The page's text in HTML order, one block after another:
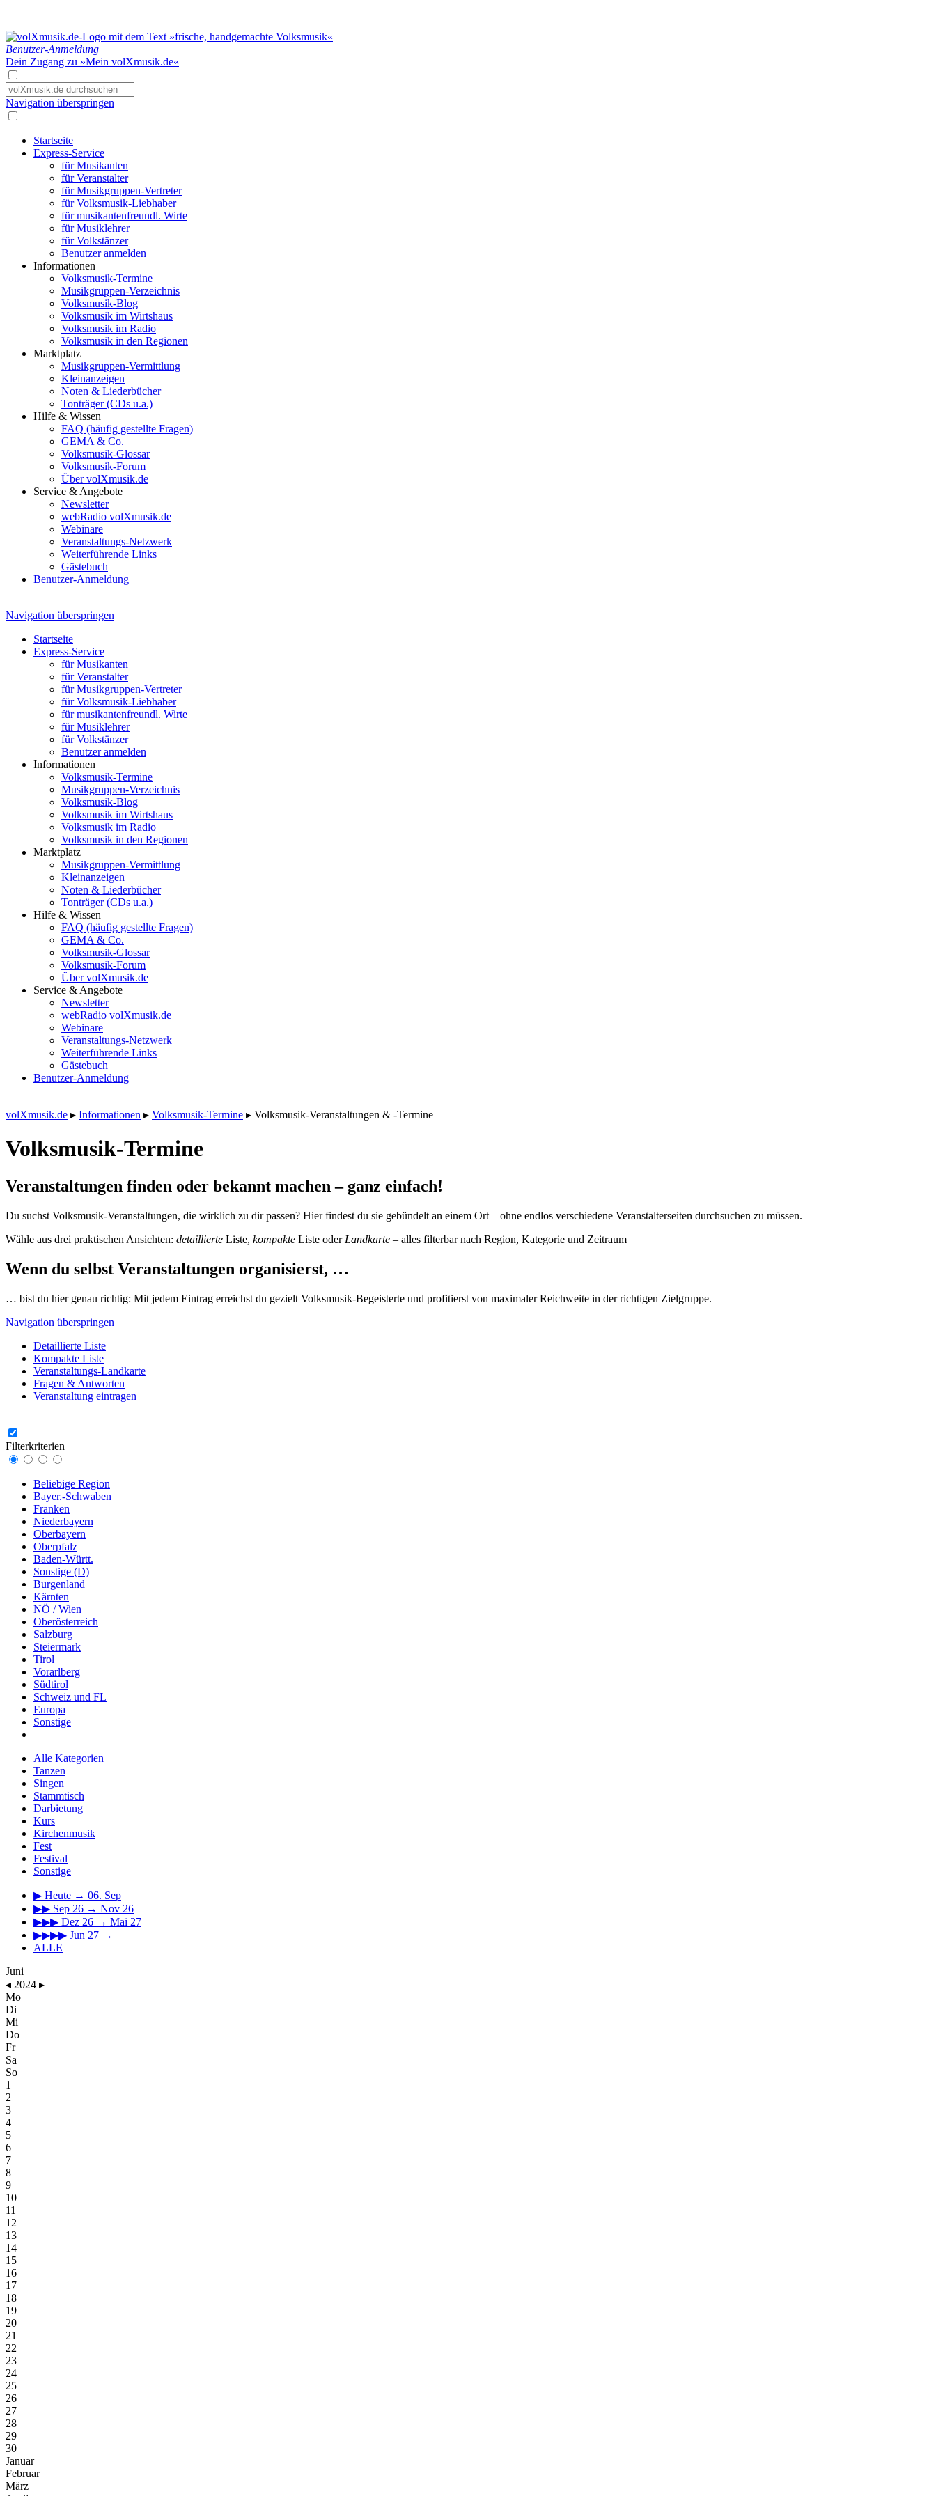
Benutzer-Anmeldung
Dein Zugang zu »Mein volXmusik.de«
Navigation überspringen
Startseite
Express-Service
für Musikanten
für Veranstalter
für Musikgruppen-Vertreter
für Volksmusik-Liebhaber
für musikantenfreundl. Wirte
für Musiklehrer
für Volkstänzer
Benutzer anmelden
Informationen
Volksmusik-Termine
Musikgruppen-Verzeichnis
Volksmusik-Blog
Volksmusik im Wirtshaus
Volksmusik im Radio
Volksmusik in den Regionen
Marktplatz
Musikgruppen-Vermittlung
Kleinanzeigen
Noten & Liederbücher
Tonträger (CDs u.a.)
Hilfe & Wissen
FAQ (häufig gestellte Fragen)
GEMA & Co.
Volksmusik-Glossar
Volksmusik-Forum
Über volXmusik.de
Service & Angebote
Newsletter
webRadio volXmusik.de
Webinare
Veranstaltungs-Netzwerk
Weiterführende Links
Gästebuch
Benutzer-Anmeldung
Navigation überspringen
Startseite
Express-Service
für Musikanten
für Veranstalter
für Musikgruppen-Vertreter
für Volksmusik-Liebhaber
für musikantenfreundl. Wirte
für Musiklehrer
für Volkstänzer
Benutzer anmelden
Informationen
Volksmusik-Termine
Musikgruppen-Verzeichnis
Volksmusik-Blog
Volksmusik im Wirtshaus
Volksmusik im Radio
Volksmusik in den Regionen
Marktplatz
Musikgruppen-Vermittlung
Kleinanzeigen
Noten & Liederbücher
Tonträger (CDs u.a.)
Hilfe & Wissen
FAQ (häufig gestellte Fragen)
GEMA & Co.
Volksmusik-Glossar
Volksmusik-Forum
Über volXmusik.de
Service & Angebote
Newsletter
webRadio volXmusik.de
Webinare
Veranstaltungs-Netzwerk
Weiterführende Links
Gästebuch
Benutzer-Anmeldung
volXmusik.de ▸ Informationen ▸ Volksmusik-Termine ▸ Volksmusik-Veranstaltungen & -Termine
Volksmusik-Termine
Veranstaltungen finden oder bekannt machen – ganz einfach!
Du suchst Volksmusik-Veranstaltungen, die wirklich zu dir passen? Hier findest du sie gebündelt an einem Ort – ohne endlos verschiedene Veranstalterseiten durchsuchen zu müssen.
Wähle aus drei praktischen Ansichten: detaillierte Liste, kompakte Liste oder Landkarte – alles filterbar nach Region, Kategorie und Zeitraum
Wenn du selbst Veranstaltungen organisierst, …
… bist du hier genau richtig: Mit jedem Eintrag erreichst du gezielt Volksmusik-Begeisterte und profitierst von maximaler Reichweite in der richtigen Zielgruppe.
Navigation überspringen
Detaillierte Liste
Kompakte Liste
Veranstaltungs-Landkarte
Fragen & Antworten
Veranstaltung eintragen
Filterkriterien
Beliebige Region
Bayer.-Schwaben
Franken
Niederbayern
Oberbayern
Oberpfalz
Baden-Württ.
Sonstige (D)
Burgenland
Kärnten
NÖ / Wien
Oberösterreich
Salzburg
Steiermark
Tirol
Vorarlberg
Südtirol
Schweiz und FL
Europa
Sonstige
Alle Kategorien
Tanzen
Singen
Stammtisch
Darbietung
Kurs
Kirchenmusik
Fest
Festival
Sonstige
▶ Heute → 06. Sep
▶▶ Sep 26 → Nov 26
▶▶▶ Dez 26 → Mai 27
▶▶▶▶ Jun 27 →
ALLE
Juni
◂ 2024 ▸
Mo
Di
Mi
Do
Fr
Sa
So
1
2
3
4
5
6
7
8
9
10
11
12
13
14
15
16
17
18
19
20
21
22
23
24
25
26
27
28
29
30
Januar
Februar
März